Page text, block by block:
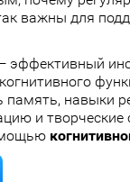
важны для
эффективный
память, навыки
и творческие